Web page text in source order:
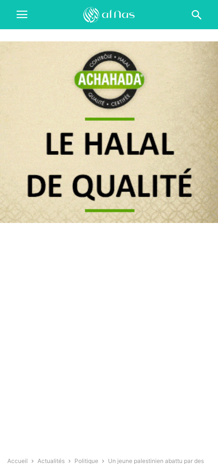
Accueil Actualités Politique
Un jeune palestinien abattu par des